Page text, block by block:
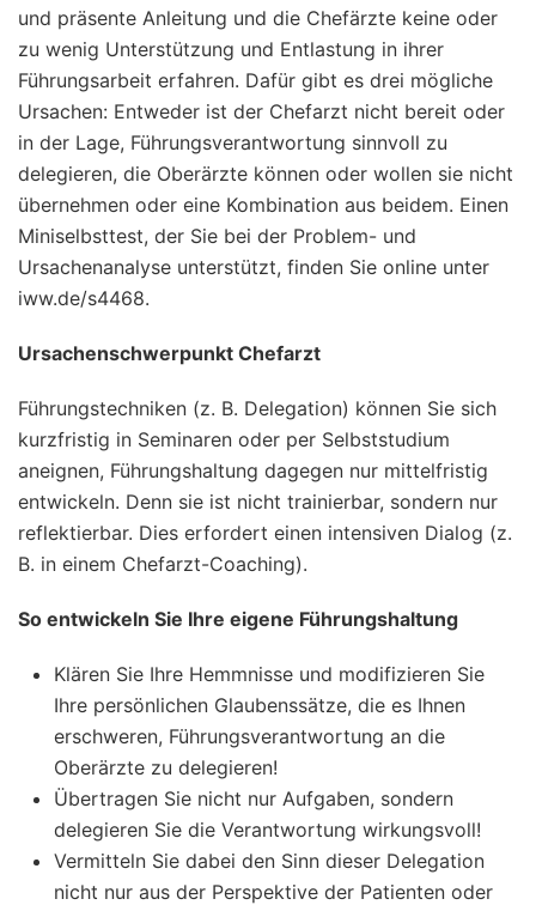
und präsente Anleitung und die Chefärzte keine oder
zu wenig Unterstützung und Entlastung in ihrer
Führungsarbeit erfahren. Dafür gibt es drei mögliche
Ursachen: Entweder ist der Chefarzt nicht bereit oder
in der Lage, Führungsverantwortung sinnvoll zu
delegieren, die Oberärzte können oder wollen sie nicht
übernehmen oder eine Kombination aus beidem. Einen
Miniselbsttest, der Sie bei der Problem- und
Ursachenanalyse unterstützt, finden Sie online unter
iww.de/s4468.
Ursachenschwerpunkt Chefarzt
Führungstechniken (z. B. Delegation) können Sie sich
kurzfristig in Seminaren oder per Selbststudium
aneignen, Führungshaltung dagegen nur mittelfristig
entwickeln. Denn sie ist nicht trainierbar, sondern nur
reflektierbar. Dies erfordert einen intensiven Dialog (z.
B. in einem Chefarzt-Coaching).
So entwickeln Sie Ihre eigene Führungshaltung
Klären Sie Ihre Hemmnisse und modifizieren Sie
Ihre persönlichen Glaubenssätze, die es Ihnen
erschweren, Führungsverantwortung an die
Oberärzte zu delegieren!
Übertragen Sie nicht nur Aufgaben, sondern
delegieren Sie die Verantwortung wirkungsvoll!
Vermitteln Sie dabei den Sinn dieser Delegation
nicht nur aus der Perspektive der Patienten oder